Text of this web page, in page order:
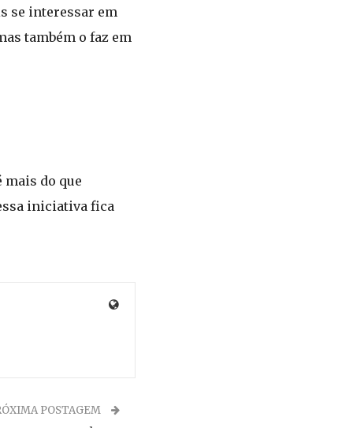
se interessar em
também o faz em
mais do que
iniciativa fica
POSTAGEM